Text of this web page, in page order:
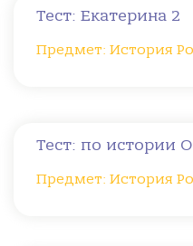
Тест: Екатерина 2
Предмет: История
Тест: по истории
Предмет: История